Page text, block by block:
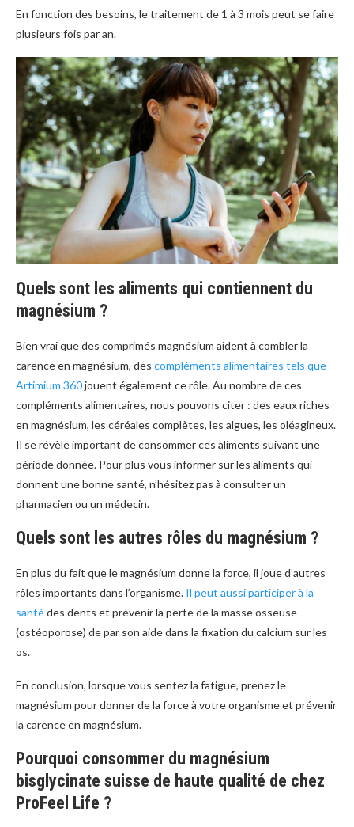
En fonction des besoins, le traitement de 1 à 3 mois peut se faire
plusieurs fois par an.
Quels sont les aliments qui contiennent du
magnésium ?
Bien vrai que des comprimés magnésium aident à combler la
carence en magnésium, des compléments alimentaires tels que
Artimium 360jouent également ce rôle. Au nombre de ces
compléments alimentaires, nous pouvons citer : des eaux riches
en magnésium, les céréales complètes, les algues, les oléagineux.
Il se révèle important de consommer ces aliments suivant une
période donnée. Pour plus vous informer sur les aliments qui
donnent une bonne santé, n’hésitez pas à consulter un
pharmacien ou un médecin.
Quels sont les autres rôles du magnésium ?
En plus du fait que le magnésium donne la force, il joue d’autres
rôles importants dans l’organisme. Il peut aussi participer à la
santédes dents et prévenir la perte de la masse osseuse
(ostéoporose) de par son aide dans la fixation du calcium sur les
os.
En conclusion, lorsque vous sentez la fatigue, prenez le
magnésium pour donner de la force à votre organisme et prévenir
la carence en magnésium.
Pourquoi consommer du magnésium
bisglycinate suisse de haute qualité de chez
ProFeel Life ?